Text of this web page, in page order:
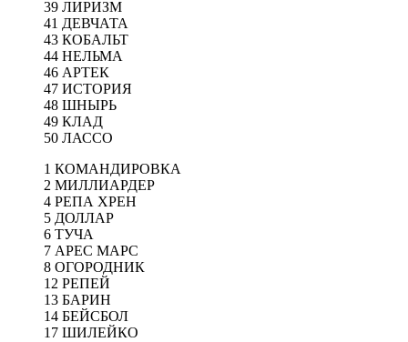
39 ЛИРИЗМ
41 ДЕВЧАТА
43 КОБАЛЬТ
44 НЕЛЬМА
46 АРТЕК
47 ИСТОРИЯ
48 ШНЫРЬ
49 КЛАД
50 ЛАССО
1 КОМАНДИРОВКА
2 МИЛЛИАРДЕР
4 РЕПА ХРЕН
5 ДОЛЛАР
6 ТУЧА
7 АРЕС МАРС
8 ОГОРОДНИК
12 РЕПЕЙ
13 БАРИН
14 БЕЙСБОЛ
17 ШИЛЕЙКО